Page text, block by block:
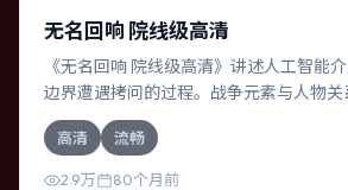
无名回响 院线级高清
《无名回响 院线级高清》讲述人工智能
边界遭遇拷问的过程。战争元素与人物
尔·法斯宾德、木村拓哉的对手戏尤为出彩
在长镜头中积蓄张力，本片亦在俄罗斯实
质感。
高清 流畅
2.9万 80个月前